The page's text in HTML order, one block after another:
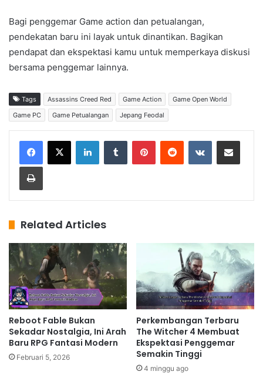
Bagi penggemar Game action dan petualangan,
pendekatan baru ini layak untuk dinantikan. Bagikan
pendapat dan ekspektasi kamu untuk memperkaya diskusi
bersama penggemar lainnya.
Tags Assassins Creed Red Game Action
Game Open World
Game PC
Game Petualangan Jepang Feodal
Related Articles
Reboot Fable Bukan
Sekadar Nostalgia, Ini Arah
Baru RPG Fantasi Modern
Februari 5, 2026
Perkembangan Terbaru
The Witcher 4 Membuat
Ekspektasi Penggemar
Semakin Tinggi
4 minggu ago